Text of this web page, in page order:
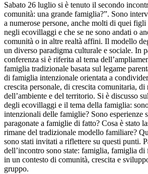
Sabato 26 luglio si è tenuto il secondo
comunità: una grande famiglia?”. Sono
a numerose persone, anche molti di quei figli
negli ecovillaggi e che se ne sono andati o
comunità o in altre realtà affini. Il modello
un diverso paradigma culturale e sociale. In
conferenza si è riferita al tema
famiglia tradizionale basata sul legame
di famiglia intenzionale orientata a
crescita personale, di crescita comunitaria,
dell’ambiente e del territorio. Si è discusso
degli ecovillaggi e il tema della famiglia:
intenzionali delle famiglie? Sono esperienze
paragonate a famiglie di fatto? Cosa è stato
rimane del tradizionale modello familiare?
sono stati invitati a riflettere su questi punti.
dell’incontro sono state: famiglia, famiglia
in un contesto di comunità, crescita e
gruppo.